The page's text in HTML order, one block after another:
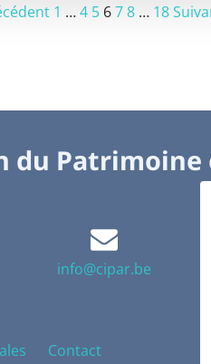
1 …4 5 678 … 18
du Patrimoine
info@cipar.be
Contact